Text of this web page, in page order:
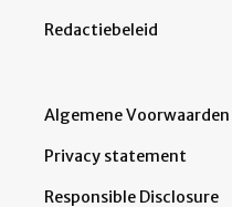
Redactiebeleid
Algemene Voorwaarden
Privacy statement
Responsible Disclosure